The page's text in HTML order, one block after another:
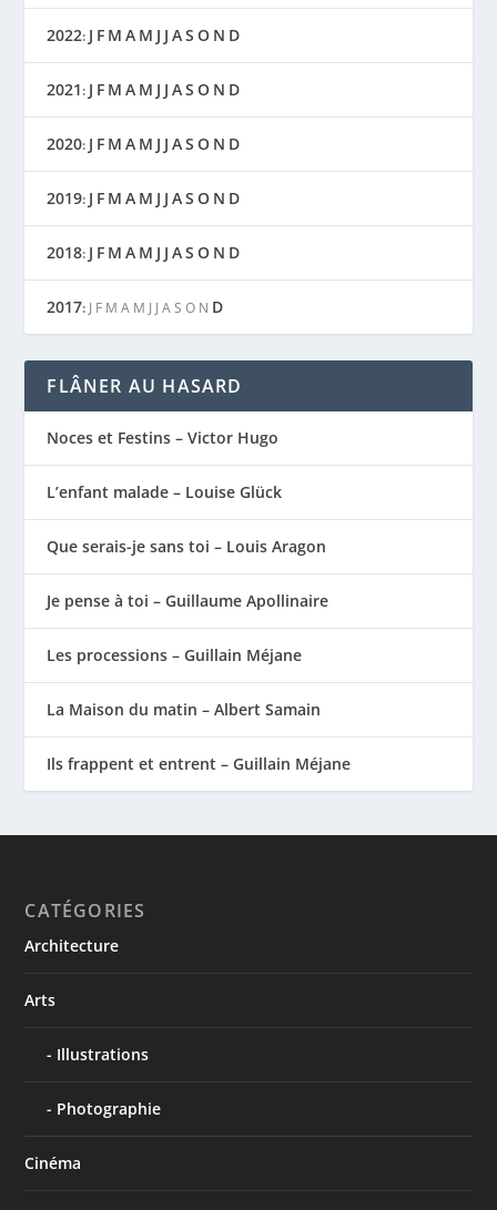
2022: J F M A M J J AS O N D
2021: J F M A M J J AS O N D
2020: J F M A M J J AS O N D
2019: J F M A M J J AS O N D
2018: J F M A M J J AS O N D
2017: J F M A M J J A S O N D
FLÂNER AU HASARD
Noces et Festins – Victor Hugo
L’enfant malade – Louise Glück
Que serais-je sans toi – Louis Aragon
Je pense à toi – Guillaume Apollinaire
Les processions – Guillain Méjane
La Maison du matin – Albert Samain
Ils frappent et entrent – Guillain Méjane
CATÉGORIES
Architecture
Arts
Illustrations
Photographie
Cinéma